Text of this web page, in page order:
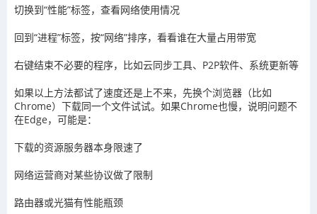
切换到“性能”标签，查看网络使用情况
回到“进程”标签，按“网络”排序，看看谁在大量占用带宽
右键结束不必要的程序，比如云同步工具、P2P软件、系统更新等
如果以上方法都试了速度还是上不来，先换个浏览器（比如
Chrome）下载同一个文件试试。如果Chrome也慢，说明问题不
在Edge，可能是：
下载的资源服务器本身限速了
网络运营商对某些协议做了限制
路由器或光猫有性能瓶颈